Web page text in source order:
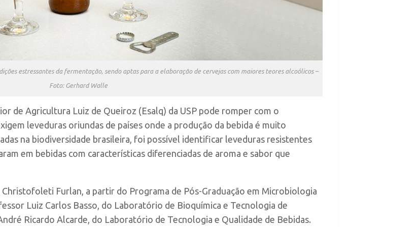
estressantes da fermentação, sendo aptas para a elaboração de cervejas com maiores teores alcoólicos –
Foto: Gerhard Walle
de Agricultura Luiz de Queiroz (Esalq) da USP pode romper com o
leveduras oriundas de países onde a produção da bebida é muito
na biodiversidade brasileira, foi possível identificar leveduras resistentes
em bebidas com características diferenciadas de aroma e sabor que
Furlan, a partir do Programa de Pós-Graduação em Microbiologia
Luiz Carlos Basso, do Laboratório de Bioquímica e Tecnologia de
Ricardo Alcarde, do Laboratório de Tecnologia e Qualidade de Bebidas.